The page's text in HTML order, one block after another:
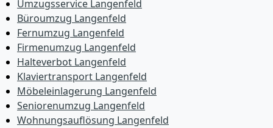
Umzugsservice Langenfeld
Büroumzug Langenfeld
Fernumzug Langenfeld
Firmenumzug Langenfeld
Halteverbot Langenfeld
Klaviertransport Langenfeld
Möbeleinlagerung Langenfeld
Seniorenumzug Langenfeld
Wohnungsauflösung Langenfeld